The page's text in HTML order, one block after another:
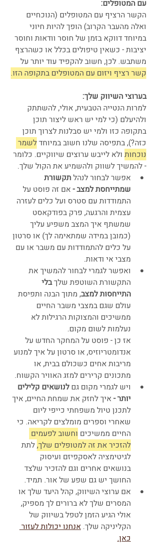
עם המטופלים:
הקשר הרציף עם המטופלים (הנוכחיים
ואלה מהעבר הקרוב) הופך להיות חיוני
במיוחד דווקא בזמן של חוסר וודאות וחוסר
יציבות - כשאין טיפולים בכלל או כשהרצף
משתבש. לכן, חשוב להקפיד עוד יותר על
קשר רציף ויזום עם המטופלים בתקופה הזו.
בערוצי השיווק שלך:
למרות הנטייה הטבעית, אולי, להשתתק
ולהיעלם (כי למי יש ראש ליצור תוכן
בתקופה כזו ולמי יש סבלנות לצרוך תוכן
כזה?), בתפיסה שלנו חשוב במיוחד לשמר
נוכחות ולא לייבש ערוצים שיווקיים. כלומר
- להמשיך לשווק ולהשמיע את הקול שלך.
אפשר לבחור לנהל תקשורת
שמתייחסת למצב - אם זה פוסט על
התמודדות עם סטרס ועל כלים לעזרה
עצמית והרגעה, פרק בפודקאסט
שמשתף איך המצב משפיע עליך
(כמובן במידה שמתאימה לך) או סרטון
על כלים להתמודדות עם משבר או עם
מצבי אי ודאות.
ואפשר לגמרי לבחור להמשיך את
התקשורת השוטפת שלך בלי
התייחסות למצב, מתוך הבנה ותפיסת
עולם שגם במצבי משבר החיים
ממשיכים והמצוקות הרגילות לא
נעלמות לשום מקום.
אז כן - פוסט על המחקר החדש על
אנדומטריוזיס, או סרטון על איך למנוע
מריבות אחים כשכולם בבית, או
מתכונים קרירים למזג האוויר הקשוח.
ויש לגמרי מקום גם לנושאים קלילים
יותר - איך לחזק את שמחת החיים, איך
לתכנן טיול משפחתי כייפי ליום
שאחרי וספרים מומלצים לקריאה. כי
החיים ממשיכים וחשוב לפעמים
להזכיר את זה למטופלים שלך, לתת
לגיטימציה לאסקפיזם ועיסוק
בנושאים אחרים וגם להזכיר שלצד
החושך יש גם שפע של אור. תמיד.
אם ערוצי השיווק, קהל היעד שלך או
המסרים שלך לא ברורים לך מספיק,
אולי הגיע הזמן לטפל בשיווק של
הקליניקה שלך. אנחנו יכולות לעזור
כאן.